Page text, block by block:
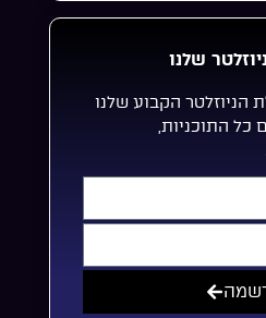
שלנו
הניוזלטר הקבוע שלנו
כל התוכניות,